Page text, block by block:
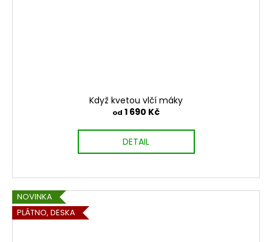
Když kvetou vlčí máky
od 1 690 Kč
DETAIL
NOVINKA
PLÁTNO, DESKA